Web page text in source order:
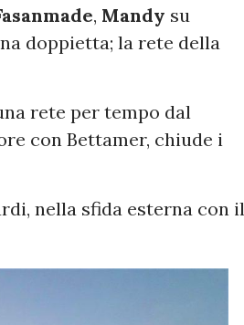
, Mandy su
doppietta; la rete della
rete per tempo dal
con Bettamer, chiude i
nella sfida esterna con il